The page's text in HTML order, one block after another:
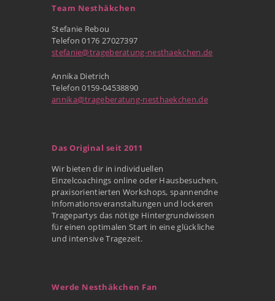
Team Nesthäkchen
Stefanie Rebou
Telefon 0176 27027397
stefanie@trageberatung-nesthaekchen.de
Annika Dietrich
Telefon 0159-04538890
annika@trageberatung-nesthaekchen.de
Das Original seit 2011
Wir bieten dir in individuellen
Einzelcoachings online oder Hausbesuchen,
praxisorientierten Workshops, spannendne
Infomationsveranstaltungen und lockeren
Tragepartys das nötige Hintergrundwissen
für einen optimalen Start in eine glückliche
und intensive Tragezeit.
Werde Nesthäkchen Fan